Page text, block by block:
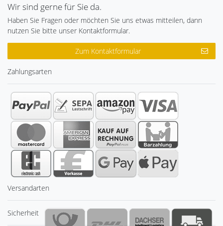
Wir sind gerne für Sie da.
Haben Sie Fragen oder möchten Sie uns etwas mitteilen, dann
nutzen Sie bitte unser Kontaktformular.
Zum Kontaktformular
Zahlungsarten
Versandarten
Sicherheit